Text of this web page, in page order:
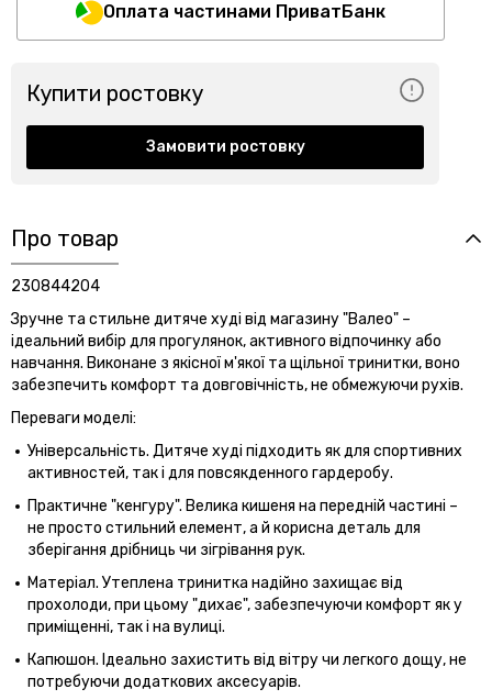
Оплата частинами ПриватБанк
Купити ростовку
Замовити ростовку
Про товар
230844204
Зручне та стильне дитяче худі від магазину "Валео" –
ідеальний вибір для прогулянок, активного відпочинку або
навчання. Виконане з якісної м'якої та щільної тринитки, воно
забезпечить комфорт та довговічність, не обмежуючи рухів.
Переваги моделі:
Універсальність. Дитяче худі підходить як для спортивних
активностей, так і для повсякденного гардеробу.
Практичне "кенгуру". Велика кишеня на передній частині –
не просто стильний елемент, а й корисна деталь для
зберігання дрібниць чи зігрівання рук.
Матеріал. Утеплена тринитка надійно захищає від
прохолоди, при цьому "дихає", забезпечуючи комфорт як у
приміщенні, так і на вулиці.
Капюшон. Ідеально захистить від вітру чи легкого дощу, не
потребуючи додаткових аксесуарів.